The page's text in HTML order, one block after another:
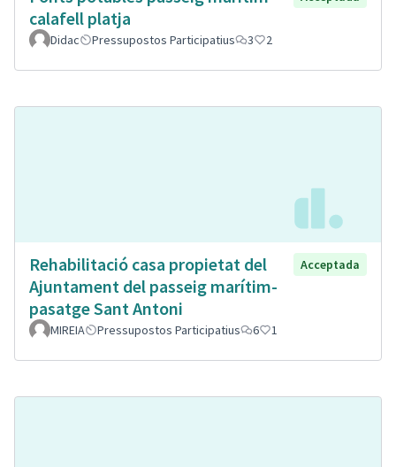
calafell platja
Didac Pressupostos Participatius 3 2
Rehabilitació casa propietat del
Ajuntament del passeig marítim-
pasatge Sant Antoni
Acceptada
MIREIA Pressupostos Participatius 6 1